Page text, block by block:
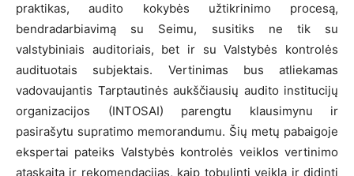
praktikas, audito kokybės užtikrinimo procesą,
bendradarbiavimą su Seimu, susitiks ne tik su
valstybiniais auditoriais, bet ir su Valstybės kontrolės
audituotais subjektais. Vertinimas bus atliekamas
vadovaujantis Tarptautinės aukščiausių audito institucijų
organizacijos (INTOSAI) parengtu klausimynu ir
pasirašytu supratimo memorandumu. Šių metų pabaigoje
ekspertai pateiks Valstybės kontrolės veiklos vertinimo
ataskaitą ir rekomendacijas, kaip tobulinti veiklą ir didinti